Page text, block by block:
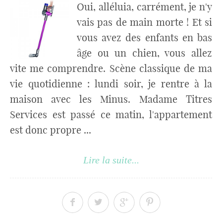
Oui, alléluia, carrément, je n'y
vais pas de main morte ! Et si
vous avez des enfants en bas
âge ou un chien, vous allez
vite me comprendre. Scène classique de ma
vie quotidienne : lundi soir, je rentre à la
maison avec les Minus. Madame Titres
Services est passé ce matin, l'appartement
est donc propre ...
Lire la suite...